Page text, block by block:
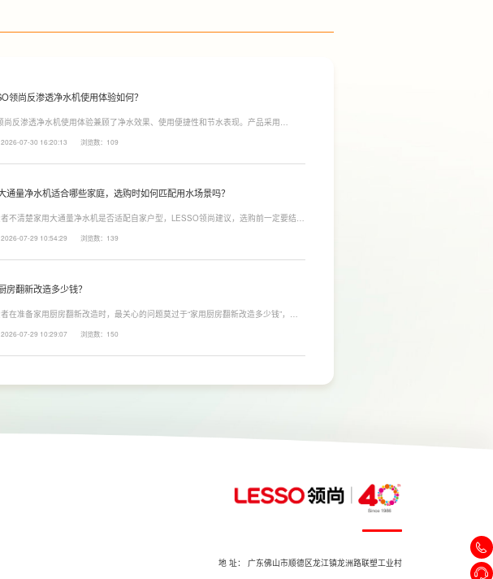
领尚反渗透净水机使用体验如何？
尚反渗透净水机使用体验兼顾了净水效果、使用便捷性和节水表现。产品采用
足厨房多场景用水需求，还有助于延长滤芯使用寿命。
2026-07-30 16:20:13 浏览数：109
通量净水机适合哪些家庭，选购时如何匹配用水场景吗？
不清楚家用大通量净水机是否适配自家户型，LESSO领尚建议，选购前一定要结合
是经常泡茶、冲奶、清洗果蔬，需要持续大量净水的用户。小户型、单人居住、日
2026-07-29 10:54:29 浏览数：139
房翻新改造多少钱？
在准备家用厨房翻新改造时，最关心的问题莫过于“家用厨房翻新改造多少钱”，接
积、材料品质、功能配置以及是否更换橱柜、电器、水电等因素影响。
2026-07-29 10:29:07 浏览数：150
地 址： 广东佛山市顺德区龙江镇龙洲路联塑工业村